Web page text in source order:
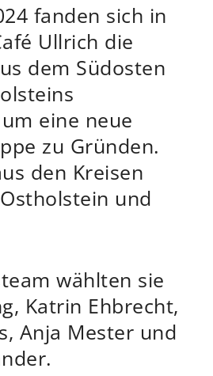
fanden sich in
Ullrich die
dem Südosten
eine neue
zu Gründen.
den Kreisen
und
wählten sie
Katrin Ehbrecht,
Anja Mester und